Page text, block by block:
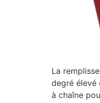
La
degré élevé
à chaîne